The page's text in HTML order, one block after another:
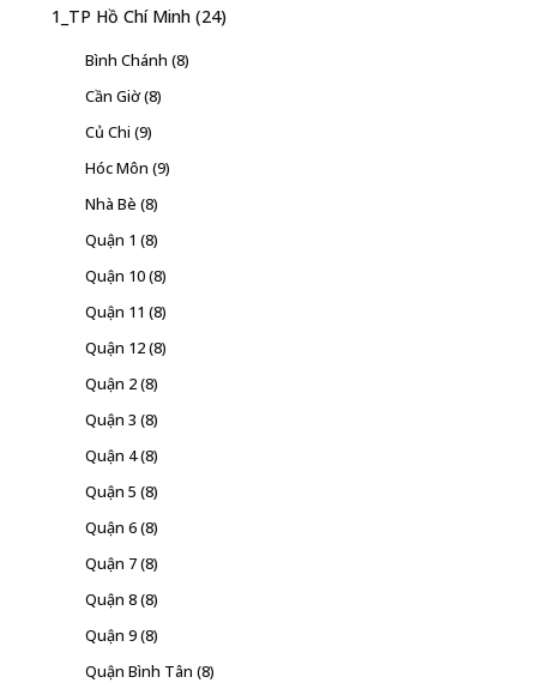
1_TP Hồ Chí Minh (24)
Bình Chánh (8)
Cần Giờ(8)
Củ Chi (9)
Hóc Môn (9)
Nhà Bè (8)
Quận 1 (8)
Quận 10(8)
Quận 11 (8)
Quận 12(8)
Quận 2(8)
Quận 3 (8)
Quận 4(8)
Quận 5 (8)
Quận 6(8)
Quận 7(8)
Quận 8(8)
Quận 9(8)
Quận Bình Tân (8)